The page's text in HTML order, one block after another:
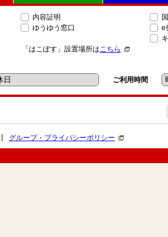
内容証明
ゆうゆう窓口
「はこぽす」設置場所はこちら
e
ご利用時間
グループ・プライバシーポリシー